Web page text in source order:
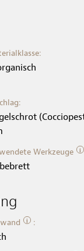
Werkzeuge i
i :